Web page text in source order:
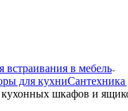
встраивания в мебель
для кухниСантехника
шкафов и